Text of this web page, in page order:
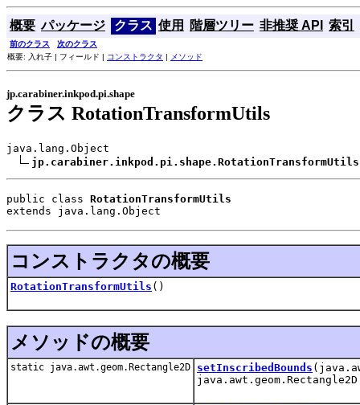
概要 パッケージ クラス 使用 階層ツリー 非推奨 API 索引
前のクラス
次のクラス
概要: 入れ子 | フィールド | コンストラクタ | メソッド
jp.carabiner.inkpod.pi.shape
クラス RotationTransformUtils
java.lang.Object
jp.carabiner.inkpod.pi.shape.RotationTransformUtils
public class RotationTransformUtils
extends java.lang.Object
コンストラクタの概要
RotationTransformUtils ()
メソッドの概要
static java.awt.geom.Rectangle2D setInscribedBounds